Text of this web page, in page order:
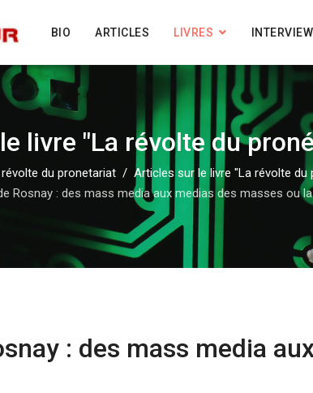
BIO ARTICLES LIVRES
livre "La révolte du
du pronetariat
Articles sur le livre "La révolte du
Rosnay : des mass media aux medias des masses ou
: des mass media